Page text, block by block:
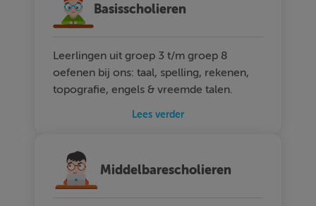
Basisscholieren
Leerlingen uit groep 3 t/m groep 8
oefenen bij ons: taal, spelling, rekenen,
topografie, engels & vreemde talen.
Lees verder
Middelbarescholieren